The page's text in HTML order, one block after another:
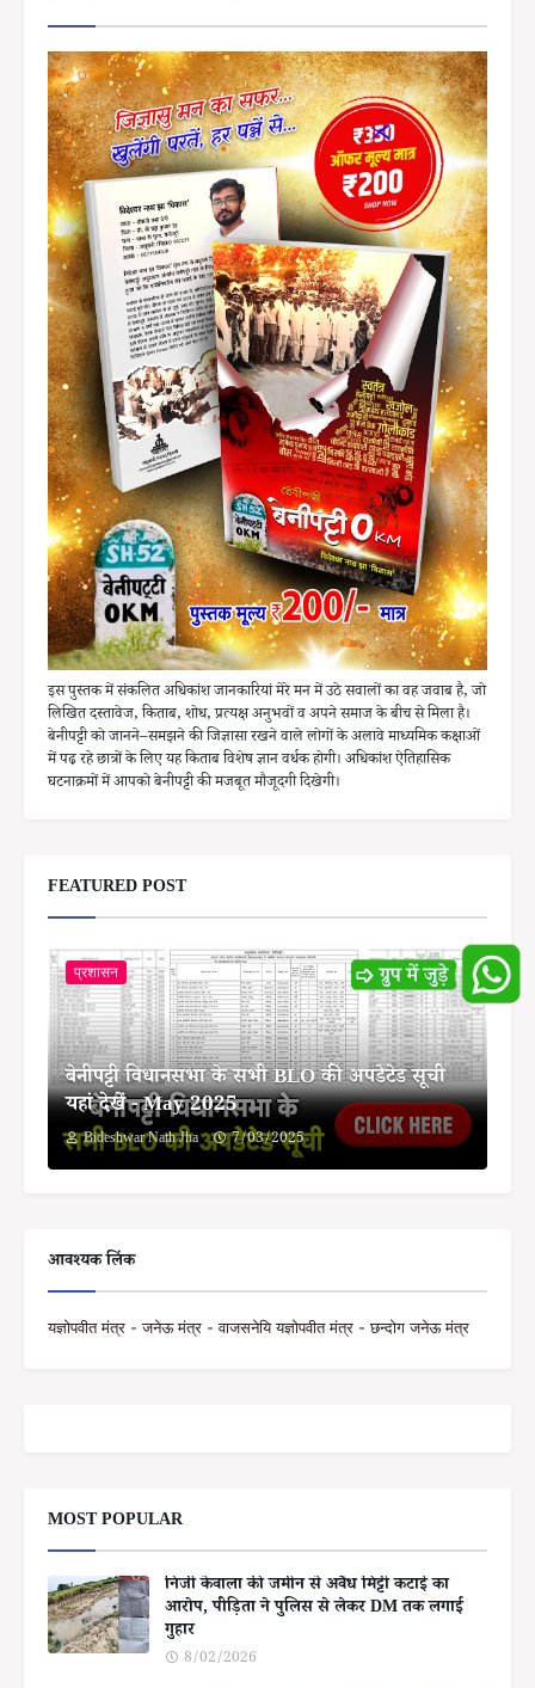
इस पुस्तक में संकलित अधिकांश जानकारियां मेरे मन में उठे सवालों का वह जवाब है, जो
लिखित दस्तावेज, किताब, शोध, प्रत्यक्ष अनुभवों व अपने समाज के बीच से मिला है।
बेनीपट्टी को जानने–समझने की जिज्ञासा रखने वाले लोगों के अलावे माध्यमिक कक्षाओं
में पढ़ रहे छात्रों के लिए यह किताब विशेष ज्ञान वर्धक होगी। अधिकांश ऐतिहासिक
घटनाक्रमों में आपको बेनीपट्टी की मजबूत मौजूदगी दिखेगी।
FEATURED POST
प्रशासन
बेनीपट्टी विधानसभा के सभी BLO की अपडेटेड सूची
यहां देखें - May 2025
Bideshwar Nath Jha 7/03/2025
आवश्यक लिंक
यज्ञोपवीत मंत्र - जनेऊ मंत्र - वाजसनेयि यज्ञोपवीत मंत्र - छन्दोग जनेऊ मंत्र
MOST POPULAR
निजी केवाला की जमीन से अवैध मिट्टी कटाई का
आरोप, पीड़िता ने पुलिस से लेकर DM तक लगाई
गुहार
8/02/2026